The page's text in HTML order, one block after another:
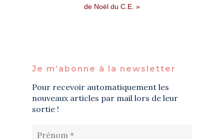
de Noël du C.E. »
Je m’abonne à la newsletter
Pour recevoir automatiquement les
nouveaux articles par mail lors de leur
sortie !